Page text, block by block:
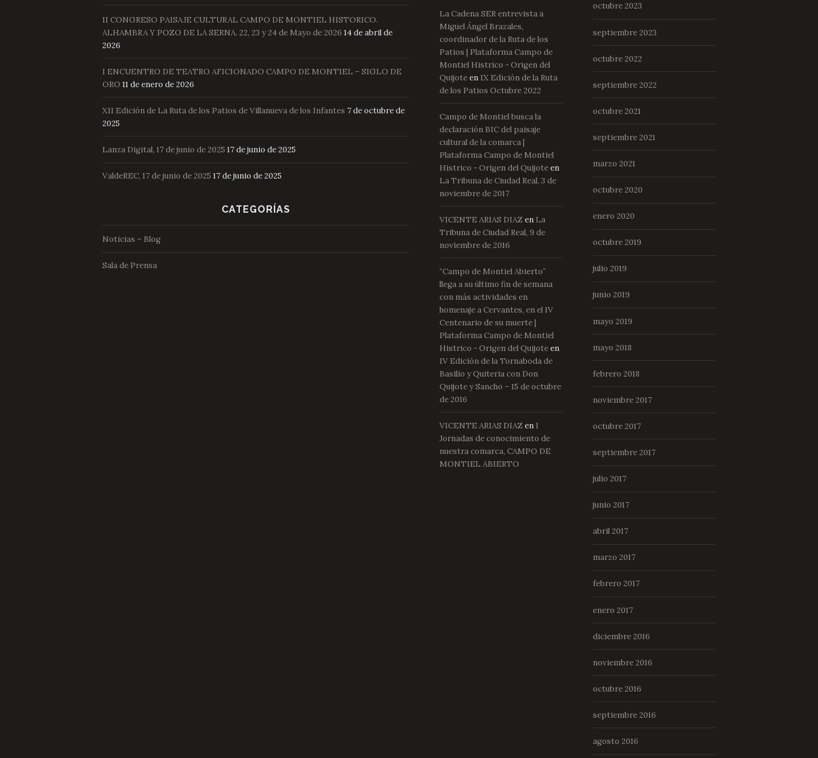
II CONGRESO PAISAJE CULTURAL CAMPO DE MONTIEL HISTORICO.
ALHAMBRA Y POZO DE LA SERNA. 22, 23 y 24 de Mayo de 2026 14 de abril de
2026
I ENCUENTRO DE TEATRO AFICIONADO CAMPO DE MONTIEL – SIGLO DE
ORO 11 de enero de 2026
XII Edición de La Ruta de los Patios de Villanueva de los Infantes 7 de octubre de
2025
Lanza Digital, 17 de junio de 2025 17 de junio de 2025
ValdeREC, 17 de junio de 2025 17 de junio de 2025
CATEGORÍAS
Noticias – Blog
Sala de Prensa
La Cadena SER entrevista a
Miguel Ángel Brazales,
coordinador de la Ruta de los
Patios | Plataforma Campo de
Montiel Histrico - Origen del
Quijoteen IX Edición de la Ruta
de los Patios Octubre 2022
Campo de Montiel busca la
declaración BIC del paisaje
cultural de la comarca |
Plataforma Campo de Montiel
Histrico - Origen del Quijoteen
La Tribuna de Ciudad Real, 3 de
noviembre de 2017
VICENTE ARIAS DIAZ en La
Tribuna de Ciudad Real, 9 de
noviembre de 2016
“Campo de Montiel Abierto”
llega a su último fin de semana
con más actividades en
homenaje a Cervantes, en el IV
Centenario de su muerte |
Plataforma Campo de Montiel
Histrico - Origen del Quijoteen
IV Edición de la Tornaboda de
Basilio y Quiteria con Don
Quijote y Sancho – 15 de octubre
de 2016
VICENTE ARIAS DIAZ en I
Jornadas de conocimiento de
nuestra comarca, CAMPO DE
MONTIEL ABIERTO
octubre 2023
septiembre 2023
octubre 2022
septiembre 2022
octubre 2021
septiembre 2021
marzo 2021
octubre 2020
enero 2020
octubre 2019
julio 2019
junio 2019
mayo 2019
mayo 2018
febrero 2018
noviembre 2017
octubre 2017
septiembre 2017
julio 2017
junio 2017
abril 2017
marzo 2017
febrero 2017
enero 2017
diciembre 2016
noviembre 2016
octubre 2016
septiembre 2016
agosto 2016